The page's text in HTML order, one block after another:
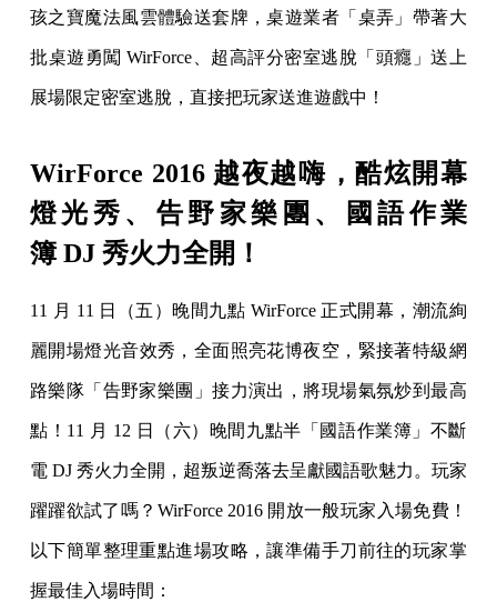
孩之寶魔法風雲體驗送套牌，桌遊業者「桌弄」帶著大
批桌遊勇闖 WirForce、超高評分密室逃脫「頭癮」送上
展場限定密室逃脫， 直接把玩家送進遊戲中！
WirForce 2016 越夜越嗨，酷炫開幕
燈光秀、告野家樂團、國語作業
簿 DJ 秀火力全開！
11 月 11 日（五）晚間九點 WirForce 正式開幕，潮流絢
麗開場燈光音效秀，全面照亮花博夜空，緊接著特級網
路樂隊「告野家樂團」接力演出，將現場氣氛炒到最高
點！11 月 12 日（六）晚間 九點半「國語作業簿」不斷
電 DJ 秀火力全開，超叛逆喬落去呈獻國語歌魅力。玩家
躍躍欲試了嗎？WirForce 2016 開放一般玩家入場免費！
以下簡單整理重點進場攻略，讓準備手刀前往的玩家掌
握最佳入場時間：